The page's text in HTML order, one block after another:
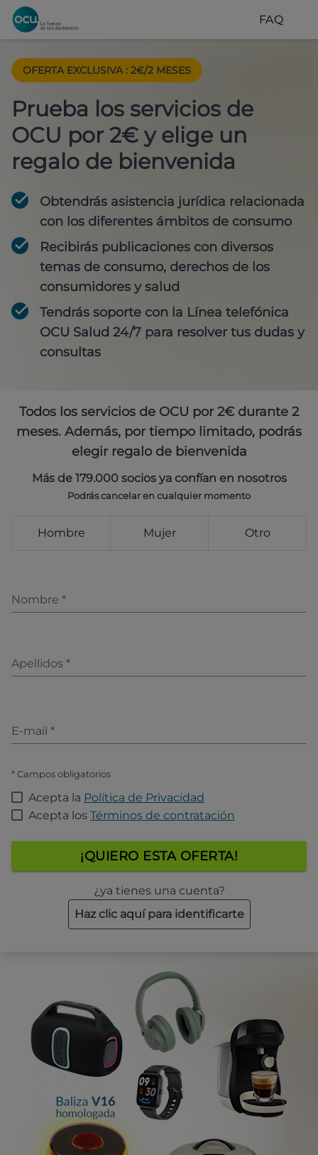
FAQ
OFERTA EXCLUSIVA : 2€/2 MESES
Prueba los servicios de
OCU por 2€ y elige un
regalo de bienvenida
Obtendrás asistencia jurídica relacionada
con los diferentes ámbitos de consumo
Recibirás publicaciones con diversos
temas de consumo, derechos de los
consumidores y salud
Tendrás soporte con la Línea telefónica
OCU Salud 24/7 para resolver tus dudas y
consultas
Todos los servicios de OCU por 2€ durante 2
meses. Además, por tiempo limitado, podrás
elegir regalo de bienvenida
Más de 179.000 socios ya confían en nosotros
Podrás cancelar en cualquier momento
Hombre Mujer Otro
Nombre *
Apellidos *
E-mail *
* Campos obligatorios
Acepta la Política de Privacidad
Acepta los Términos de contratación
¡QUIERO ESTA OFERTA!
¿ya tienes una cuenta?
Haz clic aquí para identificarte